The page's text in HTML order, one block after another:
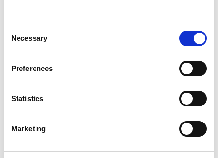
Selection
Necessary
Preferences
Statistics
Marketing